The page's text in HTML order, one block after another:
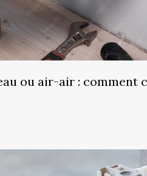
ou air-air : comment